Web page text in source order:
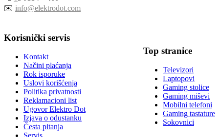
✉️ info@elektrodot.com
Korisnički servis
Kontakt
Načini plaćanja
Rok isporuke
Uslovi korišćenja
Politika privatnosti
Reklamacioni list
Ugovor Elektro Dot
Izjava o odustanku
Česta pitanja
Servis
Top stranice
Televizori
Laptopovi
Gaming stolice
Gaming miševi
Mobilni telefoni
Gaming tastature
Sokovnici